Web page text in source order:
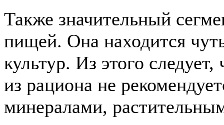
Также значительный
пищей. Она находится
культур. Из этого
из рациона не
минералами,